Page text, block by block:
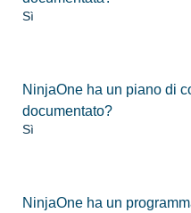
Sì
NinjaOne ha un piano di
documentato?
Sì
NinjaOne ha un